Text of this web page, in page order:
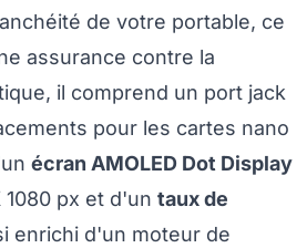
de votre portable, ce
assurance contre la
il comprend un port jack
pour les cartes nano
écran AMOLED Dot Display
px et d'un taux de
enrichi d'un moteur de